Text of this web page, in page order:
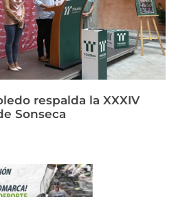
respalda la XXXIV
Sonseca